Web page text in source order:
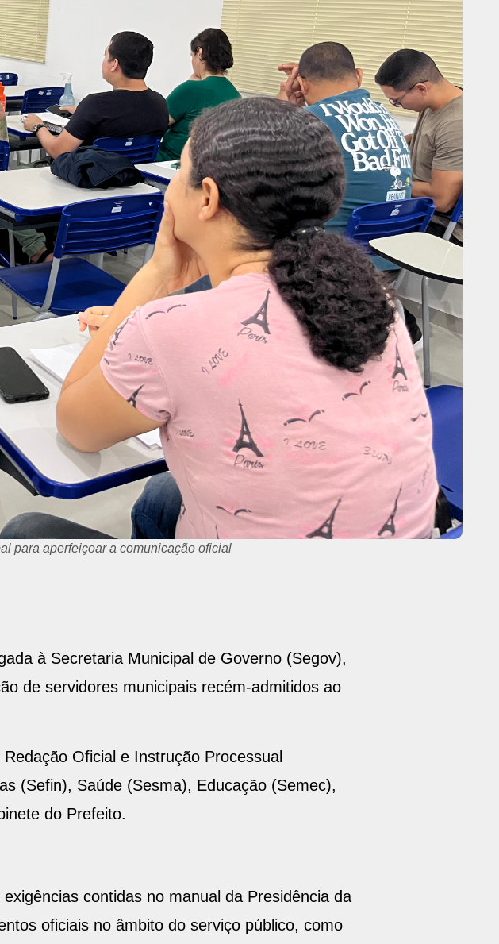
para aperfeiçoar a comunicação oficial
à Secretaria Municipal de Governo (Segov),
de servidores municipais recém-admitidos ao
Oficial e Instrução Processual
(Sefin), Saúde (Sesma), Educação (Semec),
do Prefeito.
contidas no manual da Presidência da
oficiais no âmbito do serviço público, como